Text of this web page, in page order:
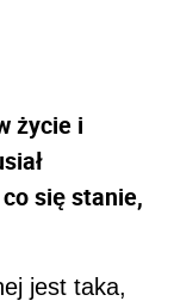
życie i
się stanie,
jest taka,